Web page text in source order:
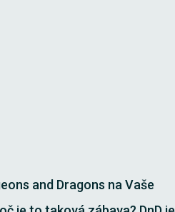
and Dragons na Vaše